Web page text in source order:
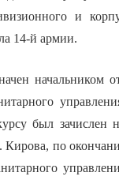
и
14-й армии.
начальником
был зачислен
по